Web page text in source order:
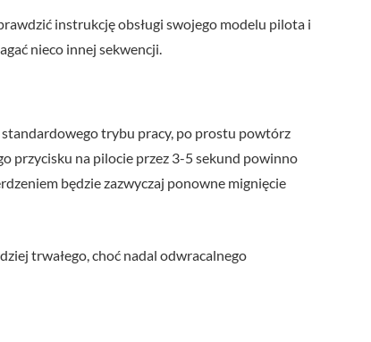
instrukcję obsługi swojego modelu pilota i
nieco innej sekwencji.
trybu pracy, po prostu powtórz
przycisku na pilocie przez 3-5 sekund powinno
będzie zazwyczaj ponowne mignięcie
trwałego, choć nadal odwracalnego